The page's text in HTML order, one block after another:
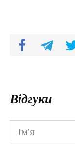
Відгуки
Ім'я
*